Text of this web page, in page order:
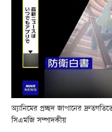
অ্যানিমের প্রচ্ছদ জাপানের
সিএমজি সম্পাদকীয়